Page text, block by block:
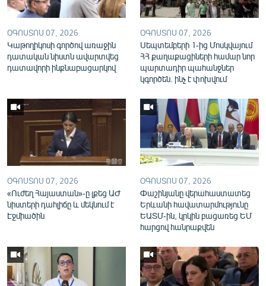
English
Русский
ՀԵՏԵՎԵՔ ՄԵԶ
«Ազատության» բոլոր կայքերը
ՕԳՈՍՏՈՍ 07, 2026
Կաթողիկոսի գործով առաջին
դատական նիստն ավարտվեց
դատավորի ինքնաբացարկով
ՕԳՈՍՏՈՍ 07, 2026
Սեպտեմբերի 1-ից Մոսկվայում
ՀՀ քաղաքացիների համար նոր
պարտադիր պահանջներ
կգործեն. ինչ է փոխվում
ՕԳՈՍՏՈՍ 07, 2026
«Ուժեղ Հայաստան»-ը լքեց ԱԺ
նիստերի դահլիճը և մեկնում է
Էջմիածին
ՕԳՈՍՏՈՍ 07, 2026
Փաշինյանը վերահաստատեց
Երևանի հավատարմությունը
ԵԱՏՄ-ին, կրկին բացառեց ԵՄ
հարցով հանրաքվեն